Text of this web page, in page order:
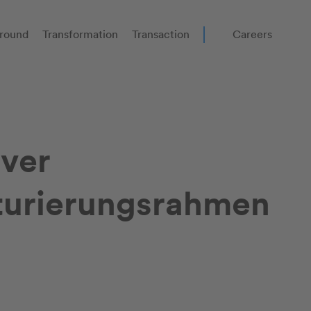
Transformation Transaction Careers